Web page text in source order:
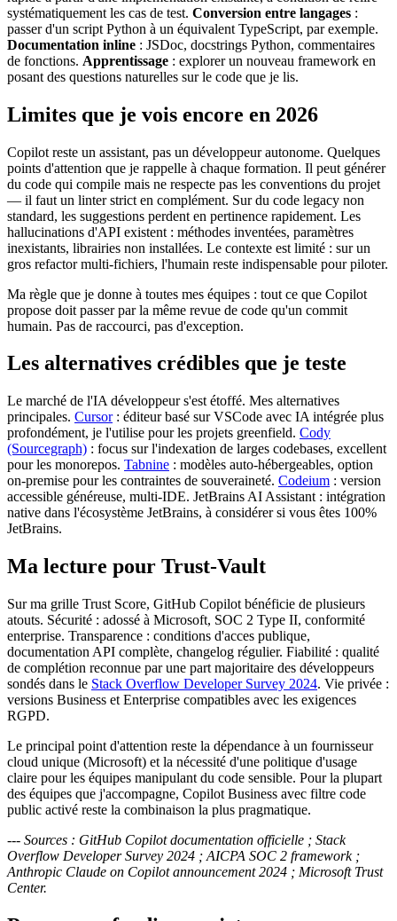
systématiquement les cas de test. Conversion entre langages :
passer d'un script Python à un équivalent TypeScript, par exemple.
Documentation inline : JSDoc, docstrings Python, commentaires
de fonctions. Apprentissage : explorer un nouveau framework en
posant des questions naturelles sur le code que je lis.
Limites que je vois encore en 2026
Copilot reste un assistant, pas un développeur autonome. Quelques
points d'attention que je rappelle à chaque formation. Il peut générer
du code qui compile mais ne respecte pas les conventions du projet
— il faut un linter strict en complément. Sur du code legacy non
standard, les suggestions perdent en pertinence rapidement. Les
hallucinations d'API existent : méthodes inventées, paramètres
inexistants, librairies non installées. Le contexte est limité : sur un
gros refactor multi-fichiers, l'humain reste indispensable pour piloter.
Ma règle que je donne à toutes mes équipes : tout ce que Copilot
propose doit passer par la même revue de code qu'un commit
humain. Pas de raccourci, pas d'exception.
Les alternatives crédibles que je teste
Le marché de l'IA développeur s'est étoffé. Mes alternatives
principales. Cursor: éditeur basé sur VSCode avec IA intégrée plus
profondément, je l'utilise pour les projets greenfield. Cody
(Sourcegraph) : focus sur l'indexation de larges codebases, excellent
pour les monorepos. Tabnine : modèles auto-hébergeables, option
on-premise pour les contraintes de souveraineté. Codeium : version
accessible généreuse, multi-IDE. JetBrains AI Assistant : intégration
native dans l'écosystème JetBrains, à considérer si vous êtes 100%
JetBrains.
Ma lecture pour Trust-Vault
Sur ma grille Trust Score, GitHub Copilot bénéficie de plusieurs
atouts. Sécurité : adossé à Microsoft, SOC 2 Type II, conformité
enterprise. Transparence : conditions d'acces publique,
documentation API complète, changelog régulier. Fiabilité : qualité
de complétion reconnue par une part majoritaire des développeurs
sondés dans le Stack Overflow Developer Survey 2024. Vie privée :
versions Business et Enterprise compatibles avec les exigences
RGPD.
Le principal point d'attention reste la dépendance à un fournisseur
cloud unique (Microsoft) et la nécessité d'une politique d'usage
claire pour les équipes manipulant du code sensible. Pour la plupart
des équipes que j'accompagne, Copilot Business avec filtre code
public activé reste la combinaison la plus pragmatique.
--- Sources : GitHub Copilot documentation officielle ; Stack
Overflow Developer Survey 2024 ; AICPA SOC 2 framework ;
Anthropic Claude on Copilot announcement 2024 ; Microsoft Trust
Center.